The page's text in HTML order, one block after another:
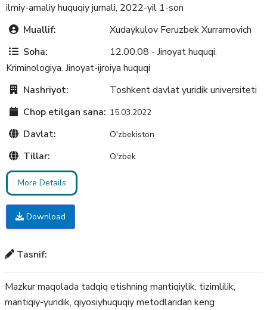
ilmiy-amaliy huquqiy jurnali, 2022-yil 1-son
Muallif:
Xudaykulov Feruzbek Xurramovich
Soha:
12.00.08 - Jinoyat huquqi.
Kriminologiya. Jinoyat-ijroiya huquqi
Nashriyot:
Toshkent davlat yuridik universiteti
Chop etilgan sana: 15.03.2022
Davlat: O'zbekiston
Tillar: O'zbek
More Details
Download
Tasnif:
Mazkur maqolada tadqiq etishning mantiqiylik, tizimlilik,
mantiqiy-yuridik, qiyosiyhuquqiy metodlaridan keng